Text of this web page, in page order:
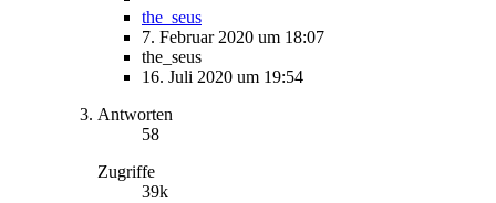
the_seus
7. Februar 2020 um 18:07
the_seus
16. Juli 2020 um 19:54
Antworten
58
Zugriffe
39k